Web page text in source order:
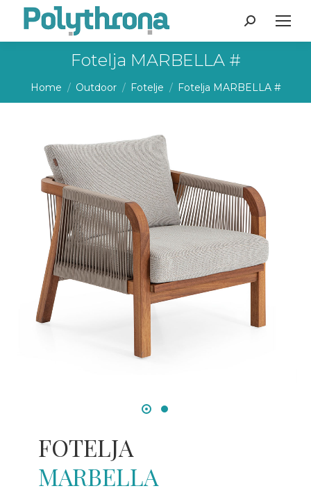
Search:
Fotelja MARBELLA #
You are here:
Home Outdoor Fotelje Fotelja MARBELLA #
FOTELJA
MARBELLA